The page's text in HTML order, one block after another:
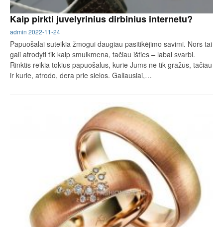
Kaip pirkti juvelyrinius dirbinius internetu?
admin 2022-11-24
Papuošalai suteikia žmogui daugiau pasitikėjimo savimi. Nors tai
gali atrodyti tik kaip smulkmena, tačiau išties – labai svarbi.
Rinktis reikia tokius papuošalus, kurie Jums ne tik gražūs, tačiau
ir kurie, atrodo, dera prie sielos. Galiausiai,…